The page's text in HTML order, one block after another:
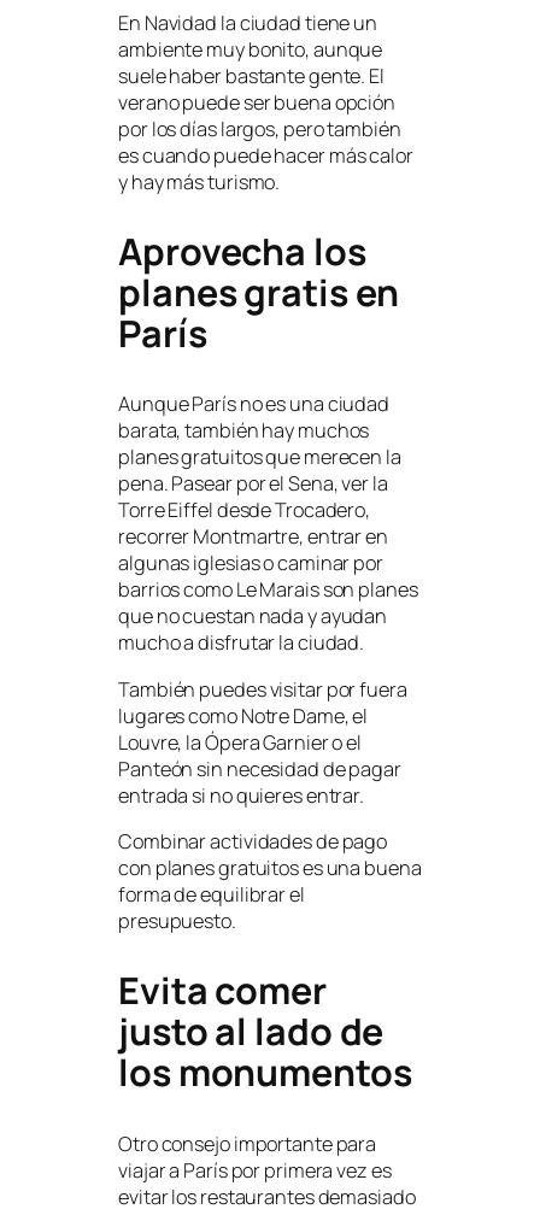
En Navidad la ciudad tiene un
ambiente muy bonito, aunque
suele haber bastante gente. El
verano puede ser buena opción
por los días largos, pero también
es cuando puede hacer más calor
y hay más turismo.
Aprovecha los
planes gratis en
París
Aunque París no es una ciudad
barata, también hay muchos
planes gratuitos que merecen la
pena. Pasear por el Sena, ver la
Torre Eiffel desde Trocadero,
recorrer Montmartre, entrar en
algunas iglesias o caminar por
barrios como Le Marais son planes
que no cuestan nada y ayudan
mucho a disfrutar la ciudad.
También puedes visitar por fuera
lugares como Notre Dame, el
Louvre, la Ópera Garnier o el
Panteón sin necesidad de pagar
entrada si no quieres entrar.
Combinar actividades de pago
con planes gratuitos es una buena
forma de equilibrar el
presupuesto.
Evita comer
justo al lado de
los monumentos
Otro consejo importante para
viajar a París por primera vez es
evitar los restaurantes demasiado